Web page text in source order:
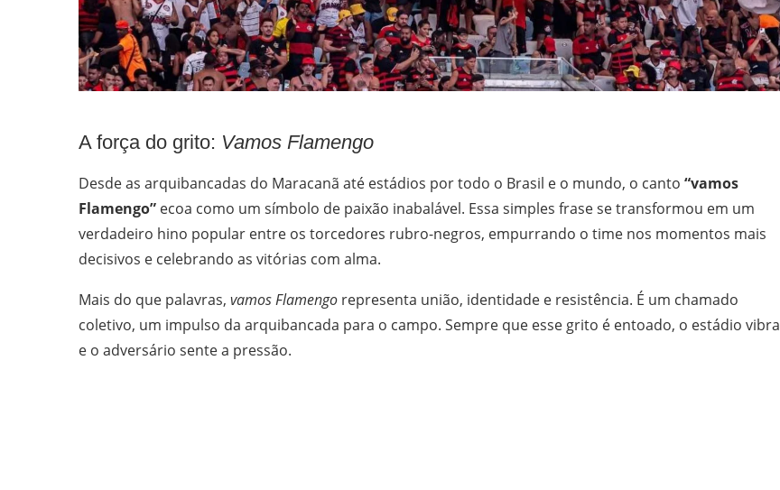
A força do grito: Vamos Flamengo
Desde as arquibancadas do Maracanã até estádios por todo o Brasil e o mundo, o canto “vamos
Flamengo” ecoa como um símbolo de paixão inabalável. Essa simples frase se transformou em um
verdadeiro hino popular entre os torcedores rubro-negros, empurrando o time nos momentos mais
decisivos e celebrando as vitórias com alma.
Mais do que palavras, vamos Flamengo representa união, identidade e resistência. É um chamado
coletivo, um impulso da arquibancada para o campo. Sempre que esse grito é entoado, o estádio vibra
e o adversário sente a pressão.